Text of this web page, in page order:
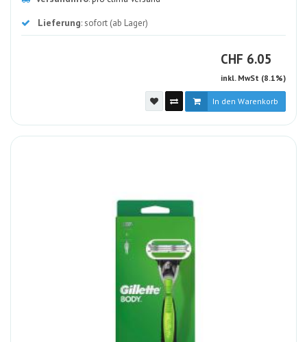
Lieferung: sofort (ab Lager)
CHF CHF
6.05
inkl. MwSt (8.1%)
In den Warenkorb